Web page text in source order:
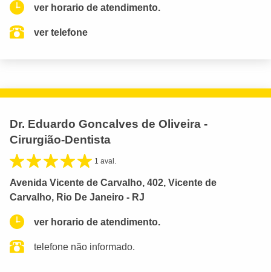
ver horario de atendimento.
ver telefone
Dr. Eduardo Goncalves de Oliveira -
Cirurgião-Dentista
1 aval.
Avenida Vicente de Carvalho, 402, Vicente de
Carvalho, Rio De Janeiro - RJ
ver horario de atendimento.
telefone não informado.